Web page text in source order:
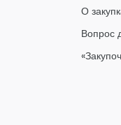
О
Вопрос